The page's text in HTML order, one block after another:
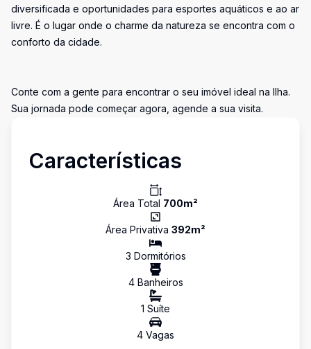
diversificada e oportunidades para esportes aquáticos e ao ar
livre. É o lugar onde o charme da natureza se encontra com o
conforto da cidade.
Conte com a gente para encontrar o seu imóvel ideal na Ilha.
Sua jornada pode começar agora, agende a sua visita.
Características
Área Total 700m²
Área Privativa 392m²
3 Dormitórios
4Banheiros
1 Suíte
4 Vagas